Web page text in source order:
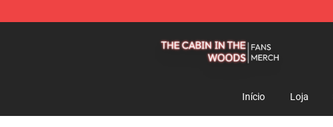
Início Loja